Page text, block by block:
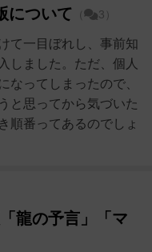
について （ 3）
て一目ぼれし、事前知
しました。ただ、個人
なってしまったので、
と思ってから気づいた
順番ってあるのでしょ
龍の予言」「マ